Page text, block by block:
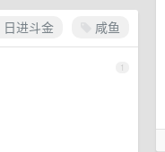
日进斗金 咸鱼
1